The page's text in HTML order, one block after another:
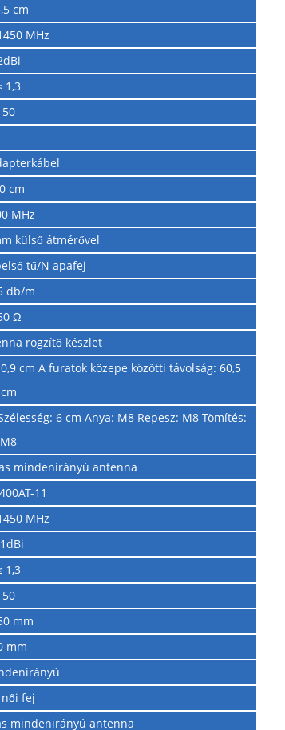
cm
MHz
1,3
50
cm
MHz
külső átmérővel
tű/N apafej
db/m
Ω
rögzítő készlet
cm A furatok közepe közötti távolság: 60,5
cm
6 cm Anya: M8 Repesz: M8 Tömítés:
M8
mindenirányú antenna
11
MHz
1,3
50
mm
mm
női fej
mindenirányú antenna